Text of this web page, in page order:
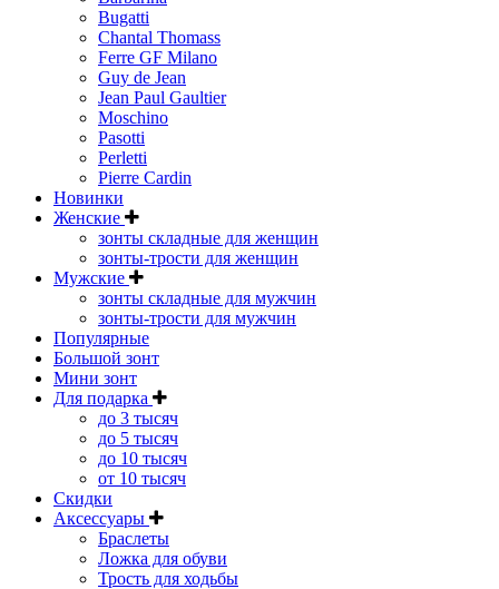
Bugatti
Chantal Thomass
Ferre GF Milano
Guy de Jean
Jean Paul Gaultier
Moschino
Pasotti
Perletti
Pierre Cardin
Новинки
Женские
зонты складные для женщин
зонты-трости для женщин
Мужские
зонты складные для мужчин
зонты-трости для мужчин
Популярные
Большой зонт
Мини зонт
Для подарка
до 3 тысяч
до 5 тысяч
до 10 тысяч
от 10 тысяч
Скидки
Аксессуары
Браслеты
Ложка для обуви
Трость для ходьбы